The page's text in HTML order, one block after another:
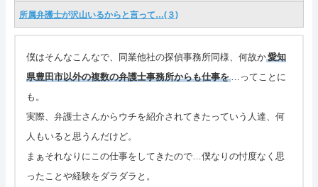
ご連絡(電話,メール,ブログ,SNS)
所属弁護士が沢山いるからと言って…(３)
僕はそんなこんなで、同業他社の探偵事務所同様、何故か愛知
県豊田市以外の複数の弁護士事務所からも仕事を
…ってことに
も。
実際、弁護士さんからウチを紹介されてきたっていう人達、何
人もいると思うんだけど。
まぁそれなりにこの仕事をしてきたので…僕なりの忖度なく思
ったことや経験をダラダラと。